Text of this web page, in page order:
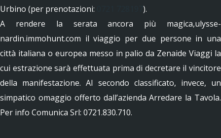
Urbino (per prenotazioni:
).
A rendere la serata ancora più magica,ulysse-
nardin.immohunt.com il viaggio per due persone in una
città italiana o europea messo in palio da Zenaide Viaggi la
cui estrazione sarà effettuata prima di decretare il vincitore
della manifestazione. Al secondo classificato, invece, un
simpatico omaggio offerto dall’azienda Arredare la Tavola.
Per info Comunica Srl: 0721.830.710.